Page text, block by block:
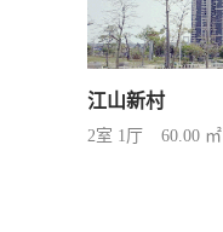
江山新村
2室 1厅 60.00 ㎡